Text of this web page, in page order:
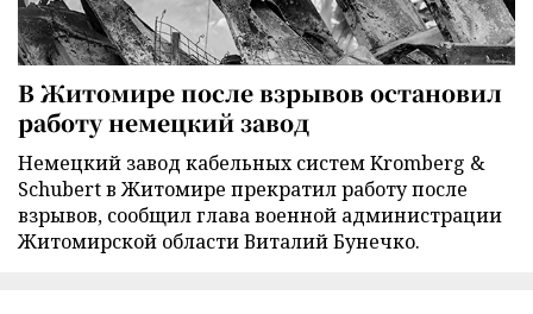
В Житомире после взрывов остановил
работу немецкий завод
Немецкий завод кабельных систем Kromberg &
Schubert в Житомире прекратил работу после
взрывов, сообщил глава военной администрации
Житомирской области Виталий Бунечко.